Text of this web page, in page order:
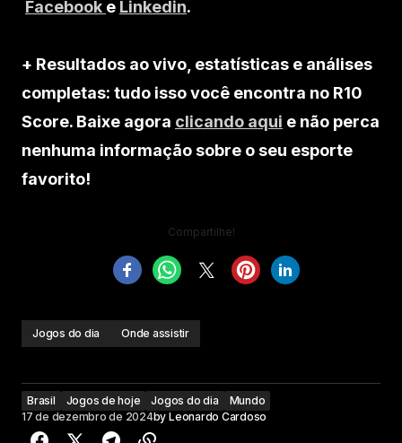
Facebook e Linkedin.
+ Resultados ao vivo, estatísticas e análises
completas: tudo isso você encontra no R10
Score. Baixe agora clicando aqui e não perca
nenhuma informação sobre o seu esporte
favorito!
Compartilhe!
Jogos do dia Onde assistir
Brasil Jogos de hoje Jogos do dia
Mundo
17 de dezembro de 2024by Leonardo Cardoso